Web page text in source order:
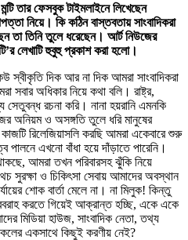
তার ফেসবুক টাইমলাইনে লিখেছেন
নিয়ে। কি কঠিন বাস্তবতায় সাংবাদিকরা
তা তিনি তুলে ধরেছেন। আর্ট নিউজের
লেখাটি হুবুহু প্রকাশ করা হলো।
স্বীকৃতি দিক আর না দিক আমরা সাংবাদিকরা
সবার অধিকার নিয়ে কথা বলি। রাষ্ট্র,
সেতুবন্ধ রচনা করি। নানা হয়রানি এমনকি
অনিয়ম ও অসঙ্গতি তুলে ধরি মানুষের
রিলেজিয়াসলি করছি আমরা একেবারে শুরু
এখনো বাঁধা হয়ে দাঁড়াতে পারেনি।
আমরা তখন পরিবারসহ ঝুঁকি নিয়ে
সুরক্ষা ও চিকিৎসা সেবায় আমাদের অবস্থান
শোক বার্তা মেলে না। না মিলুক! কিন্তু
করতে গিয়েই আক্রান্ত হচ্ছি, একে একে
মিডিয়া হাউজ, সাংবাদিক নেতা, তথ্য
একসাথে কিছুই করণীয় নেই?